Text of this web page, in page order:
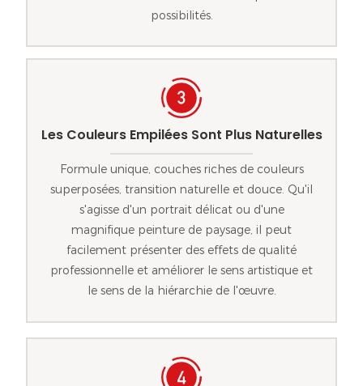
possibilités.
Les Couleurs Empilées Sont Plus Naturelles
Formule unique, couches riches de couleurs
superposées, transition naturelle et douce. Qu'il
s'agisse d'un portrait délicat ou d'une
magnifique peinture de paysage, il peut
facilement présenter des effets de qualité
professionnelle et améliorer le sens artistique et
le sens de la hiérarchie de l'œuvre.